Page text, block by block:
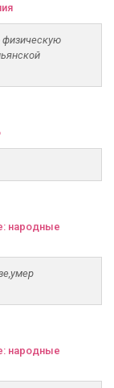
физическую
народные
народные